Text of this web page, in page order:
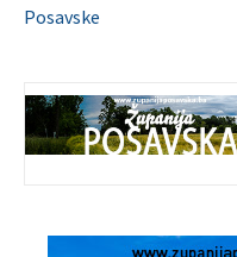
Posavske